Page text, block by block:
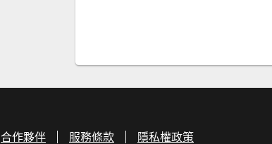
合作夥伴 服務條款 隱私權政策